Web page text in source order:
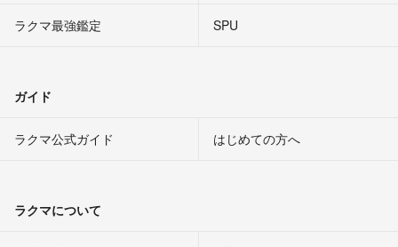
ラクマ最強鑑定
SPU
ガイド
ラクマ公式ガイド はじめての方へ
ラクマについて